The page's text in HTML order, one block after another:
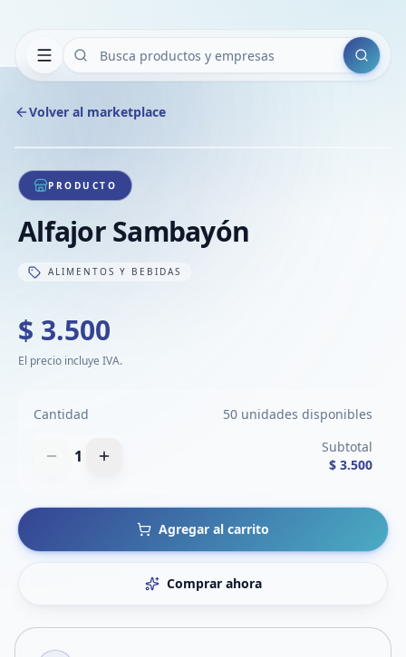
Buscar
Volver al marketplace
1/1
PRODUCTO
Alfajor Sambayón
ALIMENTOS Y BEBIDAS
$ 3.500
El precio incluye IVA.
Cantidad 50 unidades disponibles
1
Subtotal
$ 3.500
Agregar al carrito
Comprar ahora